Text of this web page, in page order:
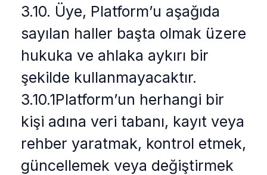
3.10. Üye, Platform’u aşağıda
sayılan haller başta olmak üzere
hukuka ve ahlaka aykırı bir
şekilde kullanmayacaktır.
3.10.1Platform’un herhangi bir
kişi adına veri tabanı, kayıt veya
rehber yaratmak, kontrol etmek,
güncellemek veya değiştirmek